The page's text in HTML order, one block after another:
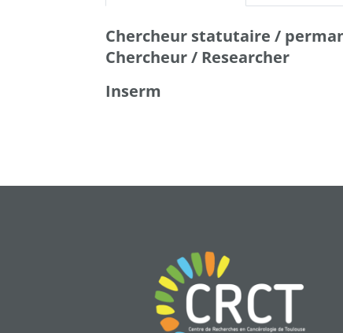
Chercheur statutaire /
Chercheur / Researcher
Inserm